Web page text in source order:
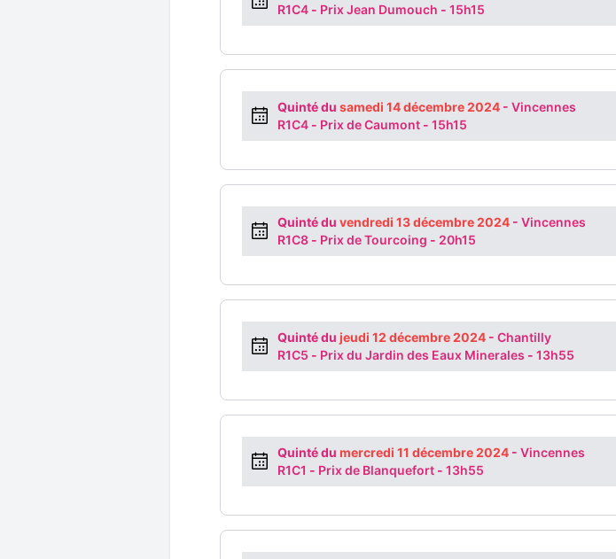
R1C4 - Prix Jean Dumouch - 15h15
Quinté du samedi 14 décembre 2024 - Vincennes
R1C4 - Prix de Caumont - 15h15
Quinté du vendredi 13 décembre 2024 - Vincennes
R1C8 - Prix de Tourcoing - 20h15
Quinté du jeudi 12 décembre 2024 - Chantilly
R1C5 - Prix du Jardin des Eaux Minerales - 13h55
Quinté du mercredi 11 décembre 2024 - Vincennes
R1C1 - Prix de Blanquefort - 13h55